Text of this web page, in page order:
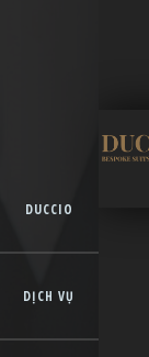
DUCCIO
DỊCH VỤ